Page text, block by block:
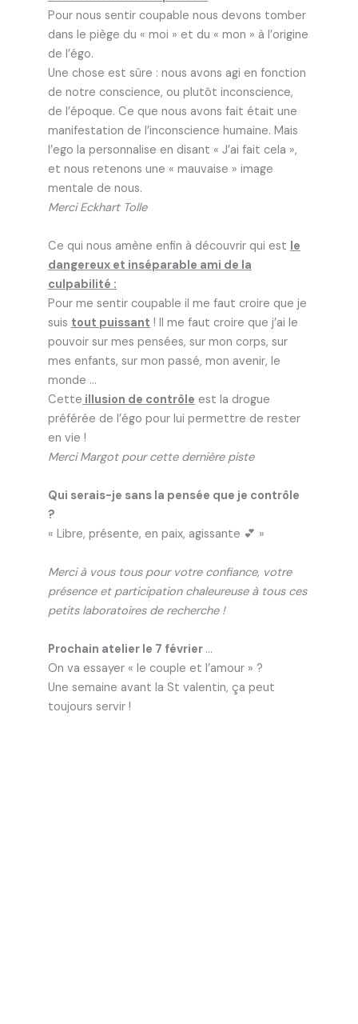
Pour nous sentir coupable nous devons tomber
dans le piège du « moi » et du « mon » à l’origine
de l’égo.
Une chose est sûre : nous avons agi en fonction
de notre conscience, ou plutôt inconscience,
de l’époque. Ce que nous avons fait était une
manifestation de l’inconscience humaine. Mais
l’ego la personnalise en disant « J’ai fait cela »,
et nous retenons une « mauvaise » image
mentale de nous.
Merci Eckhart Tolle
Ce qui nous amène enfin à découvrir qui est le
dangereux et inséparable ami de la
culpabilité :
Pour me sentir coupable il me faut croire que je
suis tout puissant ! Il me faut croire que j’ai le
pouvoir sur mes pensées, sur mon corps, sur
mes enfants, sur mon passé, mon avenir, le
monde …
Cette illusion de contrôle est la drogue
préférée de l’égo pour lui permettre de rester
en vie !
Merci Margot pour cette dernière piste
Qui serais-je sans la pensée que je contrôle
?
« Libre, présente, en paix, agissante 💕 »
Merci à vous tous pour votre confiance, votre
présence et participation chaleureuse à tous ces
petits laboratoires de recherche !
Prochain atelier le 7 février …
On va essayer « le couple et l’amour » ?
Une semaine avant la St valentin, ça peut
toujours servir !